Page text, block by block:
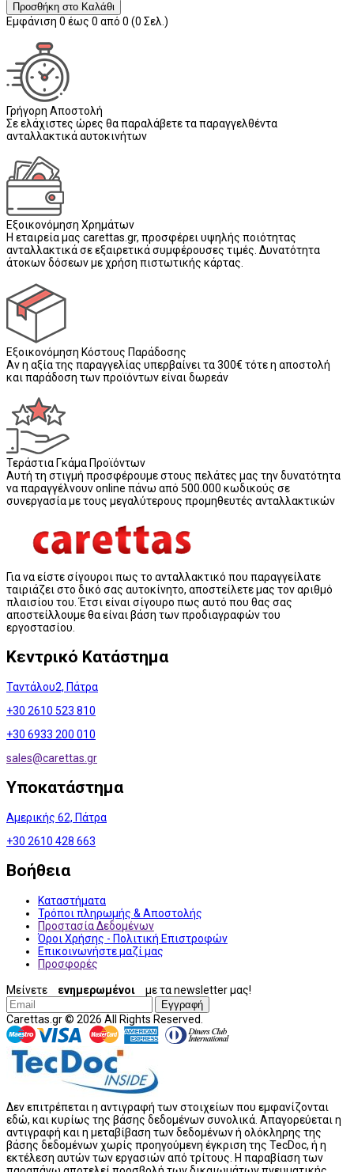
Προσθήκη στο Καλάθι
Εμφάνιση 0 έως 0 από 0 (0 Σελ.)
Γρήγορη Αποστολή
Σε ελάχιστες ώρες θα παραλάβετε τα παραγγελθέντα
ανταλλακτικά αυτοκινήτων
Εξοικονόμηση Χρημάτων
Η εταιρεία μας carettas.gr, προσφέρει υψηλής ποιότητας
ανταλλακτικά σε εξαιρετικά συμφέρουσες τιμές. Δυνατότητα
άτοκων δόσεων με χρήση πιστωτικής κάρτας.
Εξοικονόμηση Κόστους Παράδοσης
Αν η αξία της παραγγελίας υπερβαίνει τα 300€ τότε η αποστολή
και παράδοση των προϊόντων είναι δωρεάν
Τεράστια Γκάμα Προϊόντων
Αυτή τη στιγμή προσφέρουμε στους πελάτες μας την δυνατότητα
να παραγγέλνουν online πάνω από 500.000 κωδικούς σε
συνεργασία με τους μεγαλύτερους προμηθευτές ανταλλακτικών
Για να είστε σίγουροι πως το ανταλλακτικό που παραγγείλατε
ταιριάζει στο δικό σας αυτοκίνητο, αποστείλετε μας τον αριθμό
πλαισίου του. Έτσι είναι σίγουρο πως αυτό που θας σας
αποστείλλουμε θα είναι βάση των προδιαγραφών του
εργοστασίου.
Κεντρικό Κατάστημα
Ταντάλου2, Πάτρα
+30 2610 523 810
+30 6933 200 010
sales@carettas.gr
Υποκατάστημα
Αμερικής 62, Πάτρα
+30 2610 428 663
Βοήθεια
Καταστήματα
Τρόποι πληρωμής & Αποστολής
Προστασία Δεδομένων
Όροι Χρήσης - Πολιτική Επιστροφών
Επικοινωνήστε μαζί μας
Προσφορές
Μείνετε ενημερωμένοι με τα newsletter μας!
Εγγραφή
Carettas.gr © 2026 All Rights Reserved.
Δεν επιτρέπεται η αντιγραφή των στοιχείων που εμφανίζονται
εδώ, και κυρίως της βάσης δεδομένων συνολικά. Απαγορεύεται η
αντιγραφή και η μεταβίβαση των δεδομένων ή ολόκληρης της
βάσης δεδομένων χωρίς προηγούμενη έγκριση της TecDoc, ή η
εκτέλεση αυτών των εργασιών από τρίτους. Η παραβίαση των